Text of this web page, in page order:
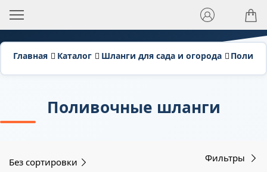
Главная Каталог Шланги для сада и огорода
Поливочные шланги
Без сортировки Фильтры